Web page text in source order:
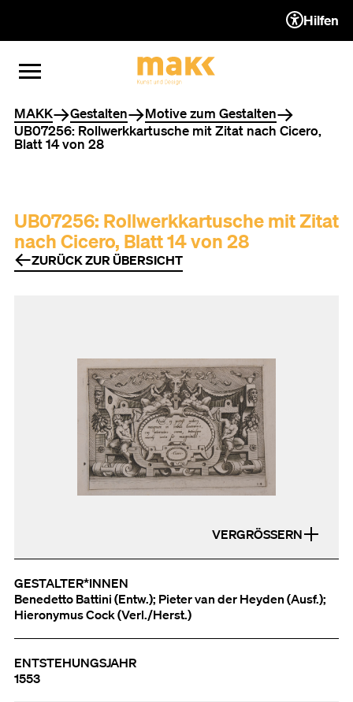
ZUM INHALT (ACCESSKEY 1)
ZUR NAVIGATION
ZUM FOOTER (ACCESSKEY 3)
MENÜ ÖFFNEN
MENÜ SCHLIESSEN
Hilfen
Sie befinden sich hier
MAKK Gestalten
Motive zum Gestalten
UB07256: Rollwerkkartusche mit Zitat nach Cicero,
Blatt 14 von 28
UB07256: Rollwerkkartusche mit Zitat
nach Cicero, Blatt 14 von 28
ZURÜCK ZUR ÜBERSICHT
VERGRÖSSERN
GESTALTER*INNEN
Benedetto Battini (Entw.); Pieter van der Heyden (Ausf.);
Hieronymus Cock (Verl./Herst.)
ENTSTEHUNGSJAHR
1553